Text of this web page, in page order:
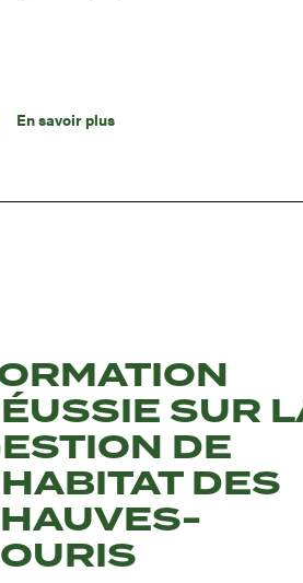
En savoir plus
SUR
DE
DES